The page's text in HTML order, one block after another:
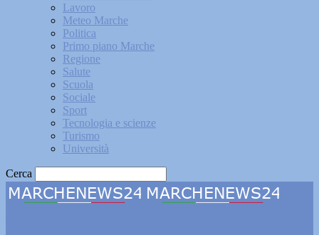
Lavoro
Meteo Marche
Politica
Primo piano Marche
Regione
Salute
Scuola
Sociale
Sport
Tecnologia e scienze
Turismo
Università
Cerca